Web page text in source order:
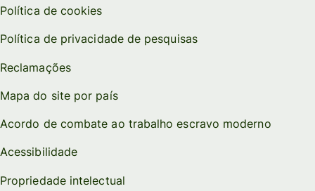
Política de cookies
Política de privacidade de pesquisas
Reclamações
Mapa do site por país
Acordo de combate ao trabalho escravo moderno
Acessibilidade
Propriedade intelectual